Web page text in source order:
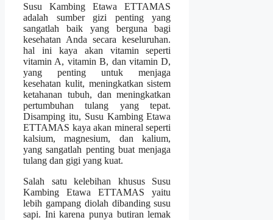
Susu Kambing Etawa ETTAMAS
adalah sumber gizi penting yang
sangatlah baik yang berguna bagi
kesehatan Anda secara keseluruhan.
hal ini kaya akan vitamin seperti
vitamin A, vitamin B, dan vitamin D,
yang penting untuk menjaga
kesehatan kulit, meningkatkan sistem
ketahanan tubuh, dan meningkatkan
pertumbuhan tulang yang tepat.
Disamping itu, Susu Kambing Etawa
ETTAMAS kaya akan mineral seperti
kalsium, magnesium, dan kalium,
yang sangatlah penting buat menjaga
tulang dan gigi yang kuat.
Salah satu kelebihan khusus Susu
Kambing Etawa ETTAMAS yaitu
lebih gampang diolah dibanding susu
sapi. Ini karena punya butiran lemak